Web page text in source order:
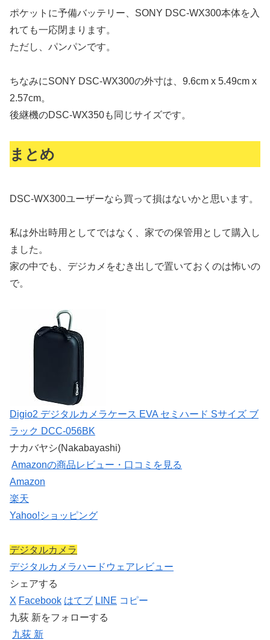
ポケットに予備バッテリー、SONY DSC-WX300本体を入
れても一応閉まります。
ただし、パンパンです。
ちなみにSONY DSC-WX300の外寸は、9.6cm x 5.49cm x
2.57cm。
後継機のDSC-WX350も同じサイズです。
まとめ
DSC-WX300ユーザーなら買って損はないかと思います。
私は外出時用としてではなく、家での保管用として購入し
ました。
家の中でも、デジカメをむき出しで置いておくのは怖いの
で。
Digio2 デジタルカメラケース EVA セミハード Sサイズ ブ
ラック DCC-056BK
ナカバヤシ(Nakabayashi)
Amazonの商品レビュー・口コミを見る
Amazon
楽天
Yahoo!ショッピング
デジタルカメラ
デジタルカメラハードウェアレビュー
シェアする
X Facebook はてブ LINE コピー
九荻 新をフォローする
九荻 新